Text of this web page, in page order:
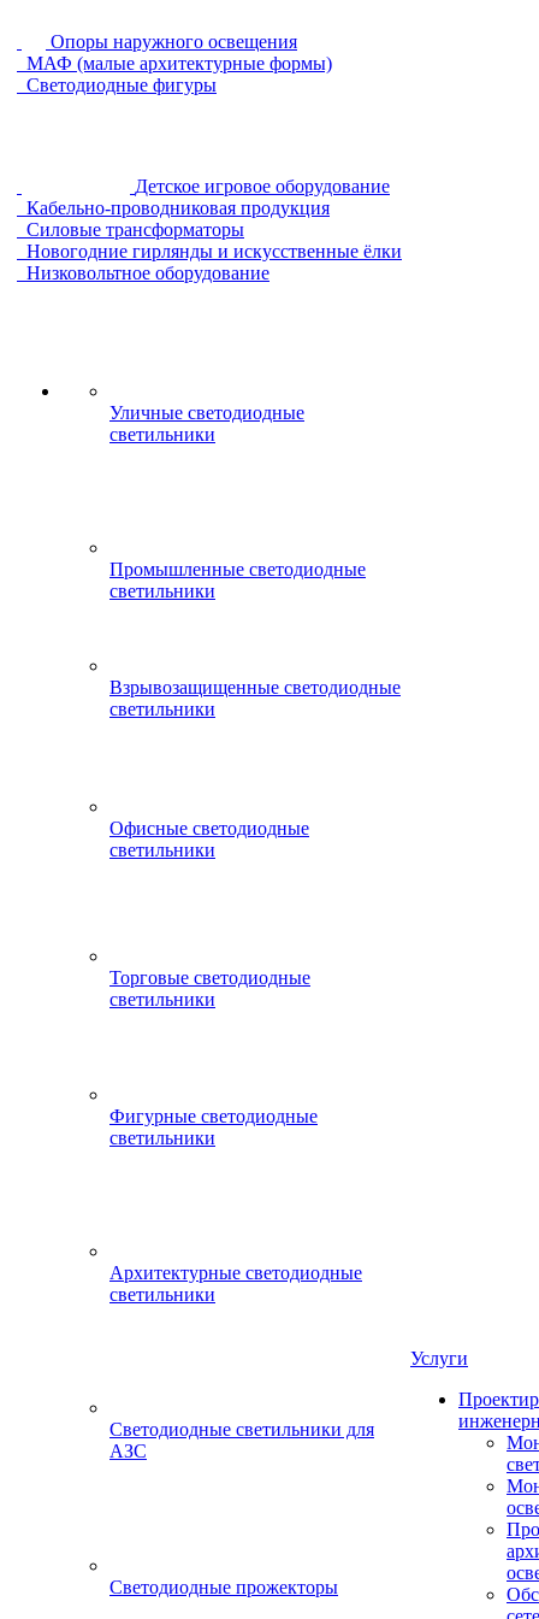
Опоры наружного освещения
МАФ (малые архитектурные формы)
Светодиодные фигуры
Детское игровое оборудование
Кабельно-проводниковая продукция
Силовые трансформаторы
Новогодние гирлянды и искусственные ёлки
Низковольтное оборудование
Уличные светодиодные
светильники
Промышленные светодиодные
светильники
Взрывозащищенные светодиодные
светильники
Офисные светодиодные
светильники
Торговые светодиодные
светильники
Фигурные светодиодные
светильники
Архитектурные светодиодные
светильники
Светодиодные светильники для
АЗС
Светодиодные прожекторы
Услуги